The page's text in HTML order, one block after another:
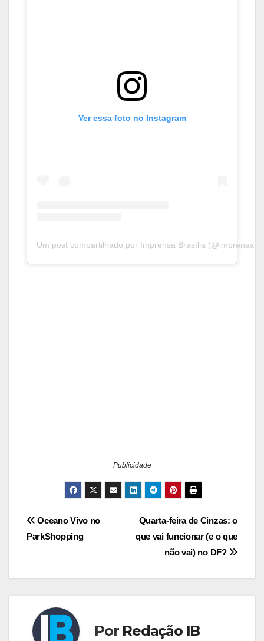
Ver essa foto no Instagram
Um post compartilhado por Imprensa Brasília
Publicidade
Navegação
Post
Quarta‑feira de Cinzas: o
que vai funcionar (e o que
não vai) no DF?
Oceano Vivo no
ParkShopping
Por Redação IB